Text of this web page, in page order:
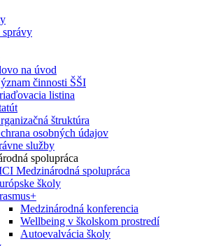
správy
na úvod
činnosti ŠŠI
listina
štruktúra
osobných údajov
služby
spolupráca
Medzinárodná spolupráca
školy
Medzinárodná konferencia
Wellbeing v školskom prostredí
Autoevalvácia školy